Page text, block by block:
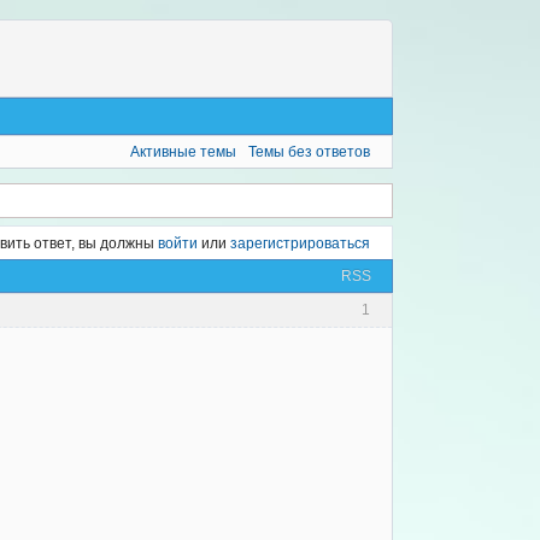
Активные темы Темы без ответов
ответ, вы должны войти или зарегистрироваться
RSS
1